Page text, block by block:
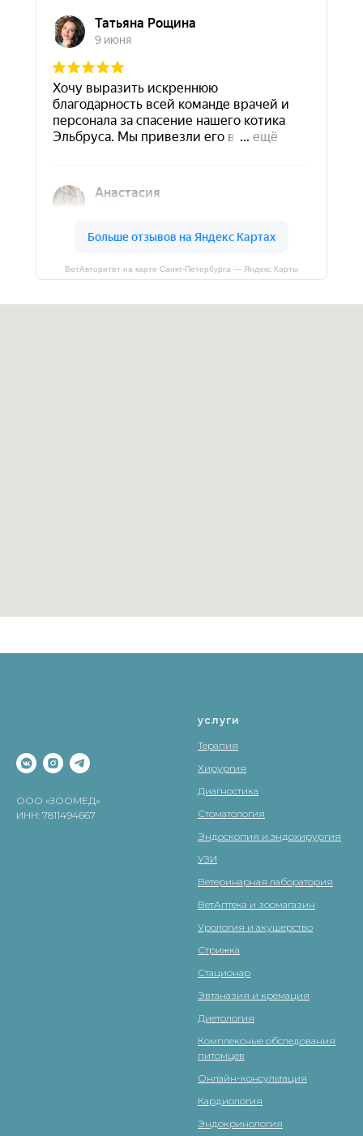
ВетАвторитет на карте Санкт‑Петербурга — Яндекс Карты
ООО «ЗООМЕД»
ИНН: 7811494667
услуги
Терапия
Хирургия
Диагностика
Стоматология
Эндоскопия и эндохирургия
УЗИ
Ветеринарная лаборатория
ВетАптека и зоомагазин
Урология и акушерство
Стрижка
Стационар
Эвтаназия и кремация
Диетология
Комплексные обследования
питомцев
Онлайн-консультация
Кардиология
Эндокринология